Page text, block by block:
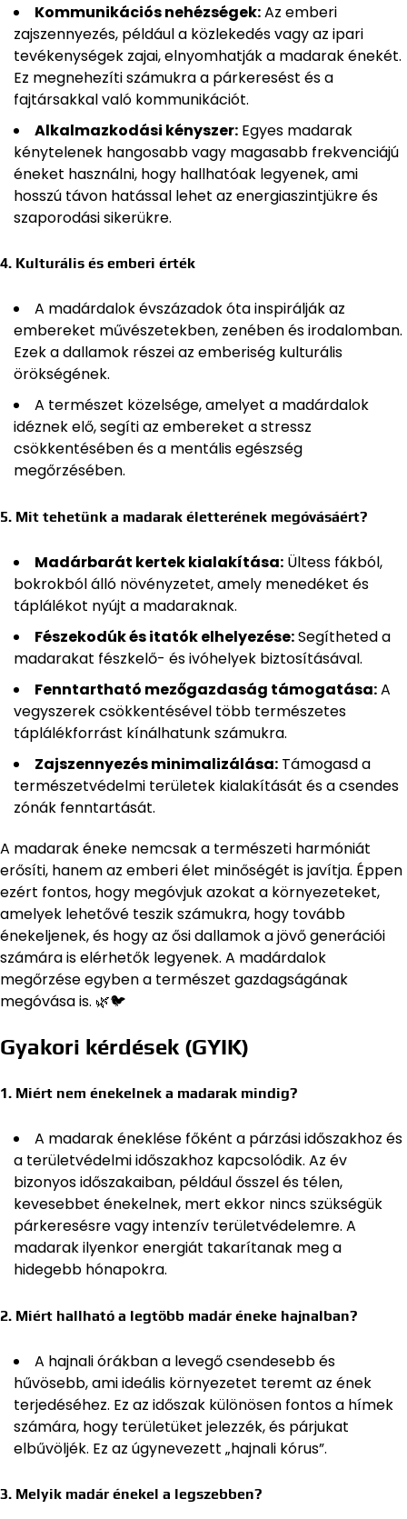
Kommunikációs nehézségek:Az emberi
zajszennyezés, például a közlekedés vagy az ipari
tevékenységek zajai, elnyomhatják a madarak énekét.
Ez megnehezíti számukra a párkeresést és a
fajtársakkal való kommunikációt.
Alkalmazkodási kényszer: Egyes madarak
kénytelenek hangosabb vagy magasabb frekvenciájú
éneket használni, hogy hallhatóak legyenek, ami
hosszú távon hatással lehet az energiaszintjükre és
szaporodási sikerükre.
4. Kulturális és emberi érték
A madárdalok évszázadok óta inspirálják az
embereket művészetekben, zenében és irodalomban.
Ezek a dallamok részei az emberiség kulturális
örökségének.
A természet közelsége, amelyet a madárdalok
idéznek elő, segíti az embereket a stressz
csökkentésében és a mentális egészség
megőrzésében.
5. Mit tehetünk a madarak életterének megóvásáért?
Madárbarát kertek kialakítása: Ültess fákból,
bokrokból álló növényzetet, amely menedéket és
táplálékot nyújt a madaraknak.
Fészekodúk és itatók elhelyezése:Segítheted a
madarakat fészkelő- és ivóhelyek biztosításával.
Fenntartható mezőgazdaság támogatása:A
vegyszerek csökkentésével több természetes
táplálékforrást kínálhatunk számukra.
Zajszennyezés minimalizálása: Támogasd a
természetvédelmi területek kialakítását és a csendes
zónák fenntartását.
A madarak éneke nemcsak a természeti harmóniát
erősíti, hanem az emberi élet minőségét is javítja. Éppen
ezért fontos, hogy megóvjuk azokat a környezeteket,
amelyek lehetővé teszik számukra, hogy tovább
énekeljenek, és hogy az ősi dallamok a jövő generációi
számára is elérhetők legyenek. A madárdalok
megőrzése egyben a természet gazdagságának
megóvása is. 🌿🐦
Gyakori kérdések (GYIK)
1. Miért nem énekelnek a madarak mindig?
A madarak éneklése főként a párzási időszakhoz és
a területvédelmi időszakhoz kapcsolódik. Az év
bizonyos időszakaiban, például ősszel és télen,
kevesebbet énekelnek, mert ekkor nincs szükségük
párkeresésre vagy intenzív területvédelemre. A
madarak ilyenkor energiát takarítanak meg a
hidegebb hónapokra.
2. Miért hallható a legtöbb madár éneke hajnalban?
A hajnali órákban a levegő csendesebb és
hűvösebb, ami ideális környezetet teremt az ének
terjedéséhez. Ez az időszak különösen fontos a hímek
számára, hogy területüket jelezzék, és párjukat
elbűvöljék. Ez az úgynevezett „hajnali kórus”.
3. Melyik madár énekel a legszebben?